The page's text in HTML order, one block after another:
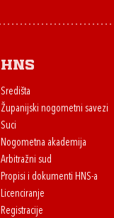
HNS
Središta
Županijski nogometni savezi
Suci
Nogometna akademija
Arbitražni sud
Propisi i dokumenti HNS-a
Licenciranje
Registracije